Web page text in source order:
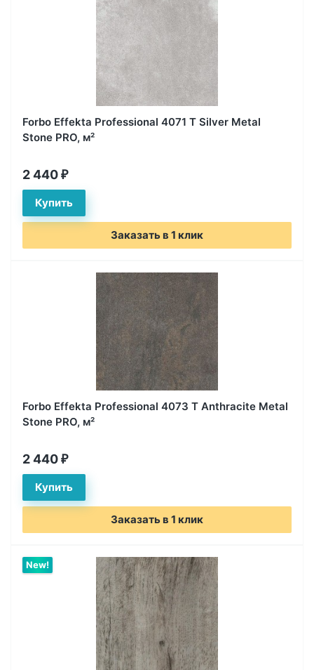
Forbo Effekta Professional 4071 T Silver Metal
Stone PRO, м²
2 440 ₽
Заказать в 1 клик
Forbo Effekta Professional 4073 T Anthracite Metal
Stone PRO, м²
2 440 ₽
Заказать в 1 клик
New!